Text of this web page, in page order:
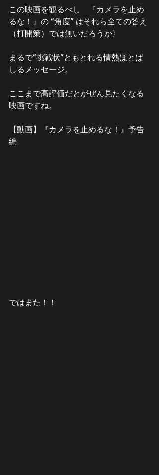
この映画を観るべし　『カメラを止め
るな！』の “角度” はそれら全ての答え
（打開策）では無いだろうか〉
まるで“挑戦状”ともとれる情熱ほとば
しるメッセージ。
ここまで高評価だとがぜん見たくなる
映画ですね。
【動画】『カメラを止めるな！』予告
編
ではまた！！